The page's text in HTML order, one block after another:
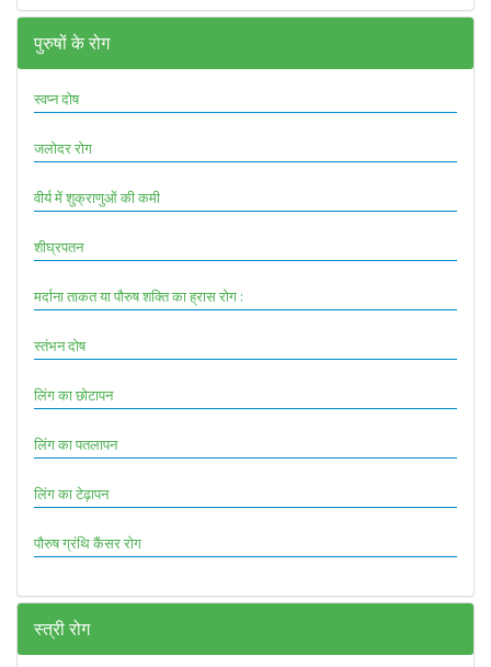
पुरुषों के रोग
स्वप्न दोष
जलोदर रोग
वीर्य में शुक्राणुओं की कमी
शीघ्रपतन
मर्दाना ताकत या पौरुष शक्ति का ह्रास रोग :
स्तंभन दोष
लिंग का छोटापन
लिंग का पतलापन
लिंग का टेढ़ापन
पौरुष ग्रंथि कैंसर रोग
स्त्री रोग